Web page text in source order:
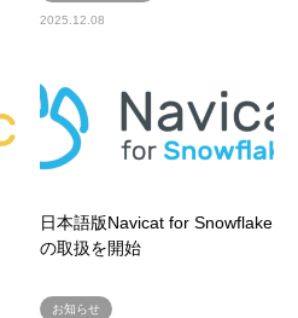
2025.12.08
日本語版Navicat for Snowflake
の取扱を開始
お知らせ